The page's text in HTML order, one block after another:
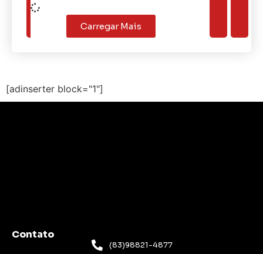
Carregar Mais
[adinserter block="1"]
Contato
(83)98821-4877